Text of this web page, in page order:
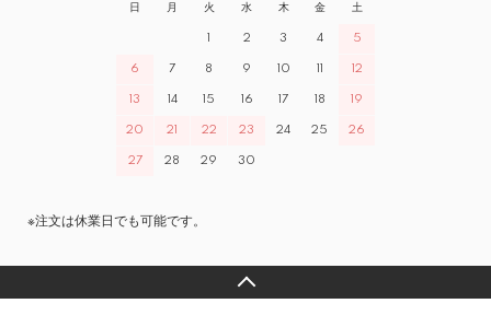
日 月 火 水 木 金 土
1 2 3 4 5
6 7 8 9 10 11 12
13 14 15 16 17 18 19
20 21 22 23 24 25 26
27 28 29 30
※注文は休業日でも可能です。